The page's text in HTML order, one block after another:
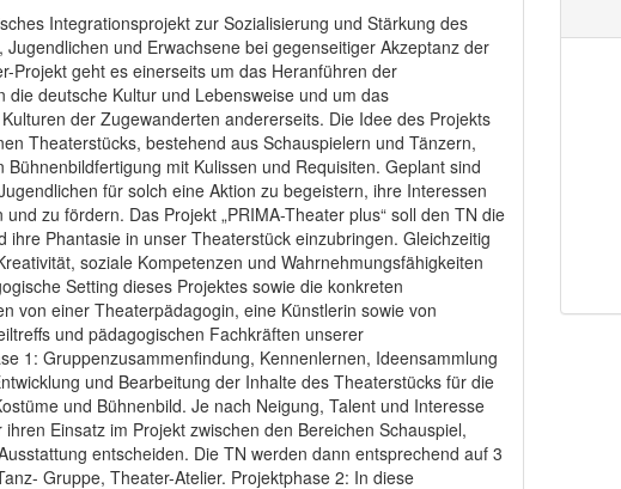
Integrationsprojekt zur Sozialisierung und Stärkung des
und Erwachsene bei gegenseitiger Akzeptanz der
Projekt geht es einerseits um das Heranführen der
deutsche Kultur und Lebensweise und um das
der Zugewanderten andererseits. Die Idee des Projekts
Theaterstücks, bestehend aus Schauspielern und Tänzern,
mit Kulissen und Requisiten. Geplant sind
für solch eine Aktion zu begeistern, ihre Interessen
zu fördern. Das Projekt „PRIMA-Theater plus“ soll den TN die
ihre Phantasie in unser Theaterstück einzubringen. Gleichzeitig
soziale Kompetenzen und Wahrnehmungsfähigkeiten
Setting dieses Projektes sowie die konkreten
von einer Theaterpädagogin, eine Künstlerin sowie von
und pädagogischen Fachkräften unserer
1: Gruppenzusammenfindung, Kennenlernen, Ideensammlung
und Bearbeitung der Inhalte des Theaterstücks für die
und Bühnenbild. Je nach Neigung, Talent und Interesse
Einsatz im Projekt zwischen den Bereichen Schauspiel,
entscheiden. Die TN werden dann entsprechend auf 3
Gruppe, Theater-Atelier. Projektphase 2: In diese